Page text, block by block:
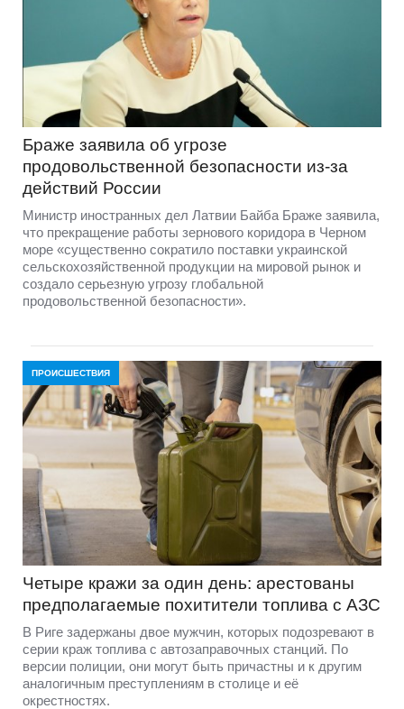
Браже заявила об угрозе
продовольственной безопасности из-за
действий России
Министр иностранных дел Латвии Байба Браже заявила,
что прекращение работы зернового коридора в Черном
море «существенно сократило поставки украинской
сельскохозяйственной продукции на мировой рынок и
создало серьезную угрозу глобальной
продовольственной безопасности».
ПРОИСШЕСТВИЯ
Четыре кражи за один день: арестованы
предполагаемые похитители топлива с АЗС
В Риге задержаны двое мужчин, которых подозревают в
серии краж топлива с автозаправочных станций. По
версии полиции, они могут быть причастны и к другим
аналогичным преступлениям в столице и её
окрестностях.